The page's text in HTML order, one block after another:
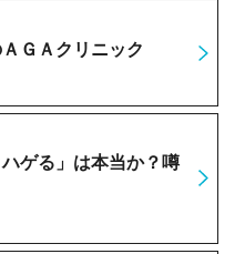
ＧＡクリニック
ゲる」は本当か？噂